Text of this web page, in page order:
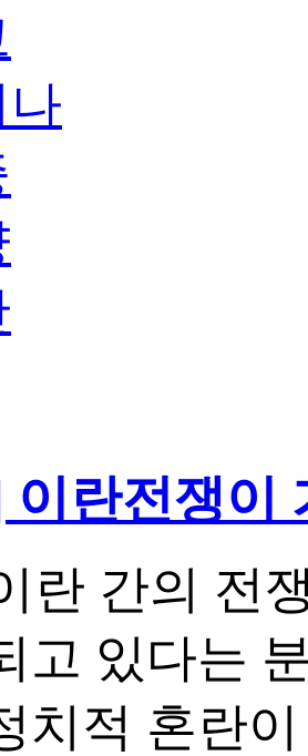
이란전쟁이
란 간의 전
고 있다는
치적 혼란